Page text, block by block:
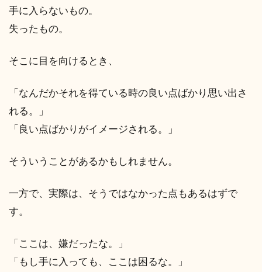
手に入らないもの。
失ったもの。
そこに目を向けるとき、
「なんだかそれを得ている時の良い点ばかり思い出さ
れる。」
「良い点ばかりがイメージされる。」
そういうことがあるかもしれません。
一方で、実際は、そうではなかった点もあるはずで
す。
「ここは、嫌だったな。」
「もし手に入っても、ここは困るな。」